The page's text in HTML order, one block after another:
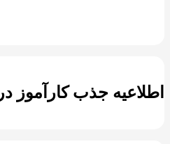
اطلاعیه جذب